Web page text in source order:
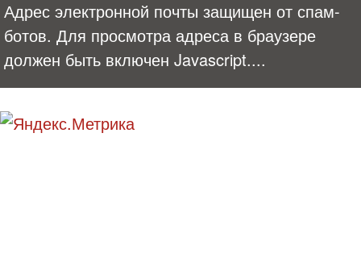
Адрес электронной почты защищен от спам-
ботов. Для просмотра адреса в браузере
должен быть включен Javascript....